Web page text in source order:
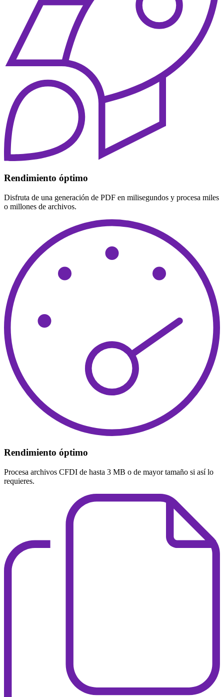
Rendimiento óptimo
Disfruta de una generación de PDF en milisegundos y procesa miles
o millones de archivos.
Rendimiento óptimo
Procesa archivos CFDI de hasta 3 MB o de mayor tamaño si así lo
requieres.